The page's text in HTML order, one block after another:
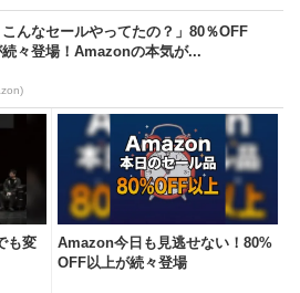
こんなセールやってたの？」80％OFF
続々登場！Amazonの本気が...
も変
Amazon今日も見逃せない！80%
OFF以上が続々登場